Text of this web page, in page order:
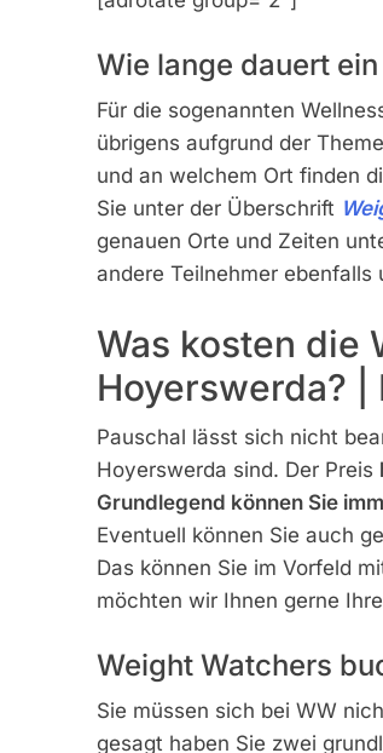
Wie lange dauert
Für die sogenannten
übrigens aufgrund der
und an welchem Ort finden
Sie unter der Überschrift
genauen Orte und Zeiten
andere Teilnehmer
Was kosten die
Hoyerswerda? |
Pauschal lässt sich nicht
Hoyerswerda sind. Der Preis
Grundlegend können Sie
Eventuell können Sie auch
Das können Sie im Vorfeld
möchten wir Ihnen gerne
Weight Watchers
Sie müssen sich bei WW
gesagt haben Sie zwei